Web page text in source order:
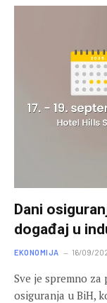
Dani
događaj u
EKONOMIJA 16/09/
Sve je spremno
osiguranja u BiH,